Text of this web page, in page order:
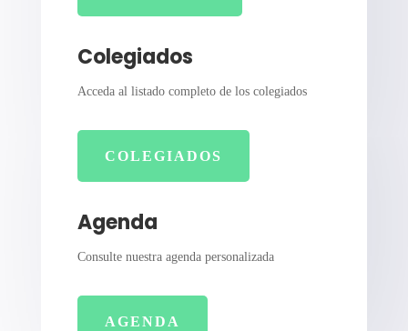
Colegiados
Acceda al listado completo de los colegiados
COLEGIADOS
Agenda
Consulte nuestra agenda personalizada
AGENDA